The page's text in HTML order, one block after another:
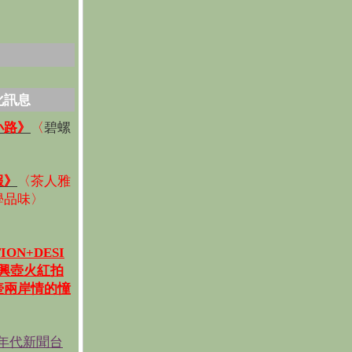
訊息
》 〈碧螺
〈茶人雅
味〉
壺火紅拍
岸情的憧
代新聞台